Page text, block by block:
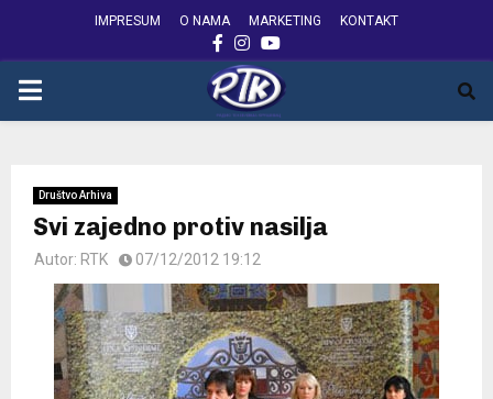
IMPRESUM O NAMA MARKETING KONTAKT
FACEBOOK
INSTAGRAM
YOUTUBE
PRIMARY
Društvo Arhiva
Svi zajedno protiv nasilja
Autor: RTK 07/12/2012 19:12